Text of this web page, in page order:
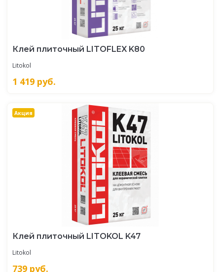
Клей плиточный LITOFLEX K80
Litokol
1 419 руб.
Акция
Клей плиточный LITOKOL K47
Litokol
739 руб.